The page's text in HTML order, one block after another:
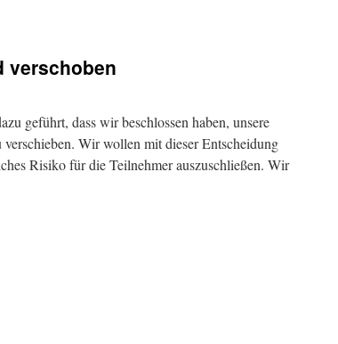
verschoben
geführt, dass wir beschlossen haben, unsere
Wir wollen mit dieser Entscheidung
Risiko für die Teilnehmer auszuschließen. Wir